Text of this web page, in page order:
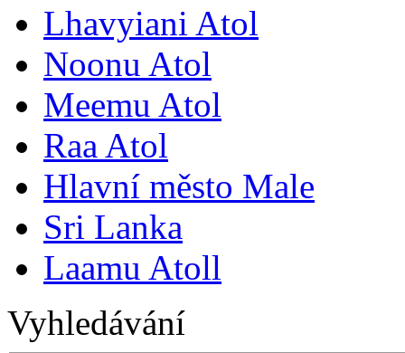
Lhavyiani Atol
Noonu Atol
Meemu Atol
Raa Atol
Hlavní město Male
Sri Lanka
Laamu Atoll
Vyhledávání